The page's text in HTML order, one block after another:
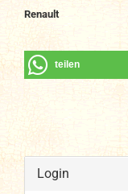
Renault
teilen
Login